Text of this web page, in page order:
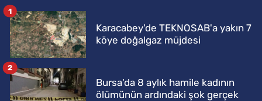
Karacabey'de TEKNOSAB'a yakın 7
köye doğalgaz müjdesi
1
Bursa'da 8 aylık hamile kadının
ölümünün ardındaki şok gerçek
2